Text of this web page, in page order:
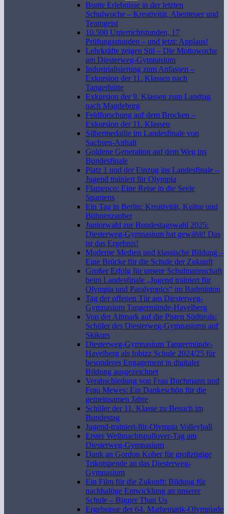
Bunte Erlebnisse in der letzten
Schulwoche – Kreativität, Abenteuer und
Teamgeist
10.500 Unterrichtstunden, 17
Prüfungsstunden – und jetzt: Applaus!
Lehrkräfte zeigen Stil – Die Mottowoche
am Diesterweg-Gymnasium
Industrialisierung zum Anfassen –
Exkursion der 11. Klassen nach
Tangerhütte
Exkursion der 9. Klassen zum Landtag
nach Magdeburg
Feldforschung auf dem Brocken –
Exkursion der 11. Klassen
Silbermedaille im Landesfinale von
Sachsen-Anhalt
Goldene Generation auf dem Weg ins
Bundesfinale
Platz 1 und der Einzug ins Landesfinale –
Jugend trainiert für Olympia
Flamenco: Eine Reise in die Seele
Spaniens
Ein Tag in Berlin: Kreativität, Kultur und
Bühnenzauber
Juniorwahl zur Bundestagswahl 2025:
Diesterweg-Gymnasium hat gewählt! Das
ist das Ergebnis!
Moderne Medien und klassische Bildung –
Eine Brücke für die Schule der Zukunft
Großer Erfolg für unsere Schulmannschaft
beim Landesfinale „Jugend trainiert für
Olympia und Paralympics“ im Badminton
Tag der offenen Tür am Diesterweg-
Gymnasium Tangermünde-Havelberg
Von der Altmark auf die Pisten Südtirols:
Schüler des Diesterweg-Gymnasiums auf
Skikurs
Diesterweg-Gymnasium Tangermünde-
Havelberg als fobizz Schule 2024/25 für
besonderes Engagement in digitaler
Bildung ausgezeichnet
Verabschiedung von Frau Buchmann und
Frau Mewes: Ein Dankeschön für die
gemeinsamen Jahre
Schüler der 11. Klasse zu Besuch im
Bundestag
Jugend-trainiert-für-Olympia Volleyball
Erster Weihnachtspullover-Tag am
Diesterweg-Gymnasium
Dank an Gordon Kober für großzügige
Trikotspende an das Diesterweg-
Gymnasium
Ein Film für die Zukunft: Bildung für
nachhaltige Entwicklung an unserer
Schule – Bigger Than Us
Ergebnisse der 64. Mathematik-Olympiade